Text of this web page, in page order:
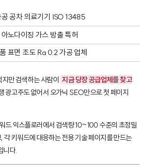
공차 의료기기 ISO 13485
노다이징 가스 방출 특허
표면 조도 Ra 0.2 가공 업체
만 검색하는 사람이 지금 당장 공급업체를 찾고
광고주도 없어서 오가닉 SEO만으로 첫 페이지
드 익스플로러에서 검색량 10~100 수준의 초정밀
각 키워드에 대응하는 전용 기술 페이지를 만드는
니다.